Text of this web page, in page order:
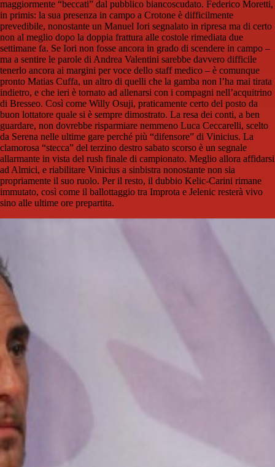
maggiormente “beccati” dal pubblico biancoscudato. Federico Moretti,
in primis: la sua presenza in campo a Crotone è difficilmente
prevedibile, nonostante un Manuel Iori segnalato in ripresa ma di certo
non al meglio dopo la doppia frattura alle costole rimediata due
settimane fa. Se Iori non fosse ancora in grado di scendere in campo –
ma a sentire le parole di Andrea Valentini sarebbe davvero difficile
tenerlo ancora ai margini per voce dello staff medico – è comunque
pronto Matias Cuffa, un altro di quelli che la gamba non l’ha mai tirata
indietro, e che ieri è tornato ad allenarsi con i compagni nell’acquitrino
di Bresseo. Così come Willy Osuji, praticamente certo del posto da
buon lottatore quale si è sempre dimostrato. La resa dei conti, a ben
guardare, non dovrebbe risparmiare nemmeno Luca Ceccarelli, scelto
da Serena nelle ultime gare perché più “difensore” di Vinicius. La
clamorosa “stecca” del terzino destro sabato scorso è un segnale
allarmante in vista del rush finale di campionato. Meglio allora affidarsi
ad Almici, e riabilitare Vinicius a sinbistra nonostante non sia
propriamente il suo ruolo. Per il resto, il dubbio Kelic-Carini rimane
immutato, così come il ballottaggio tra Improta e Jelenic resterà vivo
sino alle ultime ore prepartita.